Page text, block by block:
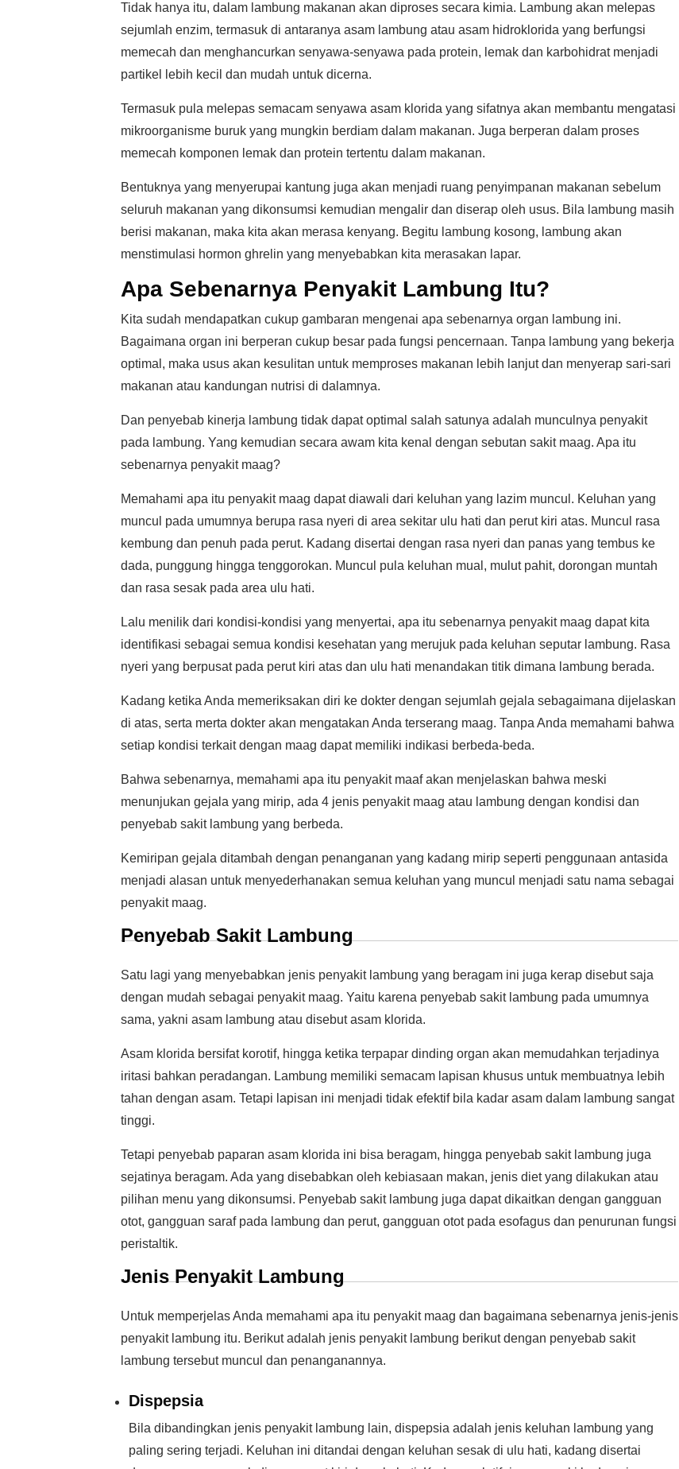
Tidak hanya itu, dalam lambung makanan akan diproses secara kimia. Lambung akan melepas
sejumlah enzim, termasuk di antaranya asam lambung atau asam hidroklorida yang berfungsi
memecah dan menghancurkan senyawa-senyawa pada protein, lemak dan karbohidrat menjadi
partikel lebih kecil dan mudah untuk dicerna.
Termasuk pula melepas semacam senyawa asam klorida yang sifatnya akan membantu mengatasi
mikroorganisme buruk yang mungkin berdiam dalam makanan. Juga berperan dalam proses
memecah komponen lemak dan protein tertentu dalam makanan.
Bentuknya yang menyerupai kantung juga akan menjadi ruang penyimpanan makanan sebelum
seluruh makanan yang dikonsumsi kemudian mengalir dan diserap oleh usus. Bila lambung masih
berisi makanan, maka kita akan merasa kenyang. Begitu lambung kosong, lambung akan
menstimulasi hormon ghrelin yang menyebabkan kita merasakan lapar.
Apa Sebenarnya Penyakit Lambung Itu?
Kita sudah mendapatkan cukup gambaran mengenai apa sebenarnya organ lambung ini.
Bagaimana organ ini berperan cukup besar pada fungsi pencernaan. Tanpa lambung yang bekerja
optimal, maka usus akan kesulitan untuk memproses makanan lebih lanjut dan menyerap sari-sari
makanan atau kandungan nutrisi di dalamnya.
Dan penyebab kinerja lambung tidak dapat optimal salah satunya adalah munculnya penyakit
pada lambung. Yang kemudian secara awam kita kenal dengan sebutan sakit maag. Apa itu
sebenarnya penyakit maag?
Memahami apa itu penyakit maag dapat diawali dari keluhan yang lazim muncul. Keluhan yang
muncul pada umumnya berupa rasa nyeri di area sekitar ulu hati dan perut kiri atas. Muncul rasa
kembung dan penuh pada perut. Kadang disertai dengan rasa nyeri dan panas yang tembus ke
dada, punggung hingga tenggorokan. Muncul pula keluhan mual, mulut pahit, dorongan muntah
dan rasa sesak pada area ulu hati.
Lalu menilik dari kondisi-kondisi yang menyertai, apa itu sebenarnya penyakit maag dapat kita
identifikasi sebagai semua kondisi kesehatan yang merujuk pada keluhan seputar lambung. Rasa
nyeri yang berpusat pada perut kiri atas dan ulu hati menandakan titik dimana lambung berada.
Kadang ketika Anda memeriksakan diri ke dokter dengan sejumlah gejala sebagaimana dijelaskan
di atas, serta merta dokter akan mengatakan Anda terserang maag. Tanpa Anda memahami bahwa
setiap kondisi terkait dengan maag dapat memiliki indikasi berbeda-beda.
Bahwa sebenarnya, memahami apa itu penyakit maaf akan menjelaskan bahwa meski
menunjukan gejala yang mirip, ada 4 jenis penyakit maag atau lambung dengan kondisi dan
penyebab sakit lambung yang berbeda.
Kemiripan gejala ditambah dengan penanganan yang kadang mirip seperti penggunaan antasida
menjadi alasan untuk menyederhanakan semua keluhan yang muncul menjadi satu nama sebagai
penyakit maag.
Penyebab Sakit Lambung
Satu lagi yang menyebabkan jenis penyakit lambung yang beragam ini juga kerap disebut saja
dengan mudah sebagai penyakit maag. Yaitu karena penyebab sakit lambung pada umumnya
sama, yakni asam lambung atau disebut asam klorida.
Asam klorida bersifat korotif, hingga ketika terpapar dinding organ akan memudahkan terjadinya
iritasi bahkan peradangan. Lambung memiliki semacam lapisan khusus untuk membuatnya lebih
tahan dengan asam. Tetapi lapisan ini menjadi tidak efektif bila kadar asam dalam lambung sangat
tinggi.
Tetapi penyebab paparan asam klorida ini bisa beragam, hingga penyebab sakit lambung juga
sejatinya beragam. Ada yang disebabkan oleh kebiasaan makan, jenis diet yang dilakukan atau
pilihan menu yang dikonsumsi. Penyebab sakit lambung juga dapat dikaitkan dengan gangguan
otot, gangguan saraf pada lambung dan perut, gangguan otot pada esofagus dan penurunan fungsi
peristaltik.
Jenis Penyakit Lambung
Untuk memperjelas Anda memahami apa itu penyakit maag dan bagaimana sebenarnya jenis-jenis
penyakit lambung itu. Berikut adalah jenis penyakit lambung berikut dengan penyebab sakit
lambung tersebut muncul dan penanganannya.
Dispepsia
Bila dibandingkan jenis penyakit lambung lain, dispepsia adalah jenis keluhan lambung yang
paling sering terjadi. Keluhan ini ditandai dengan keluhan sesak di ulu hati, kadang disertai